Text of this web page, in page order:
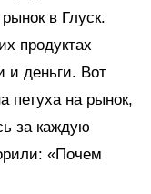
в Глуск.
продуктах
и деньги. Вот
петуха на рынок,
за каждую
«Почем